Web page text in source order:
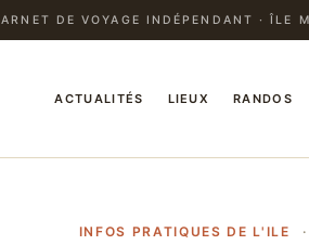
DE VOYAGE INDÉPENDANT · ÎLE
ACTUALITÉS LIEUX RANDOS
INFOS PRATIQUES DE L'ILE ·